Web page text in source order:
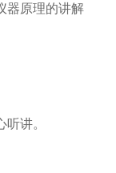
器原理的讲解
讲。